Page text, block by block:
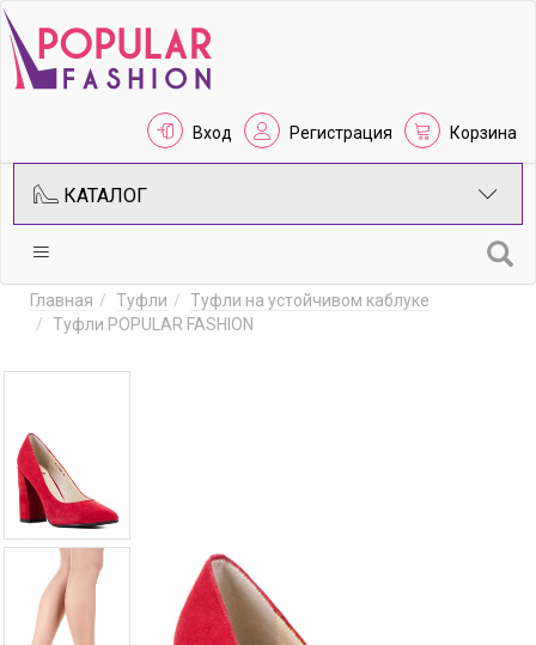
Вход Регистрация Корзина
КАТАЛОГ
Главная Туфли
Туфли на устойчивом каблуке
Туфли POPULAR FASHION